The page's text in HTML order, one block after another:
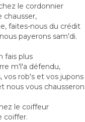
le cordonnier
chausser,
faites-nous du crédit
payerons sam'di.
fais plus
m'l'a défendu,
vos rob's et vos jupons
nous vous
le coiffeur
coiffer.